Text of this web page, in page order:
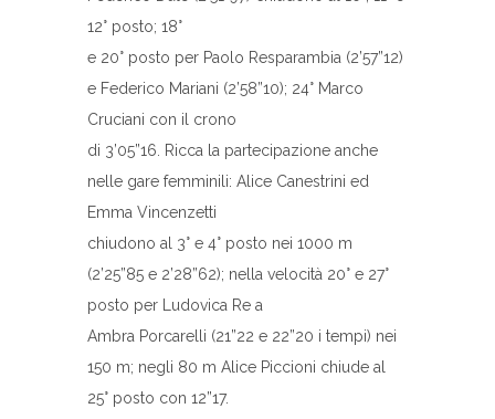
12° posto; 18°
e 20° posto per Paolo Resparambia (2’57”12)
e Federico Mariani (2’58”10); 24° Marco
Cruciani con il crono
di 3’05”16. Ricca la partecipazione anche
nelle gare femminili: Alice Canestrini ed
Emma Vincenzetti
chiudono al 3° e 4° posto nei 1000 m
(2’25”85 e 2’28”62); nella velocità 20° e 27°
posto per Ludovica Re a
Ambra Porcarelli (21”22 e 22”20 i tempi) nei
150 m; negli 80 m Alice Piccioni chiude al
25° posto con 12”17.